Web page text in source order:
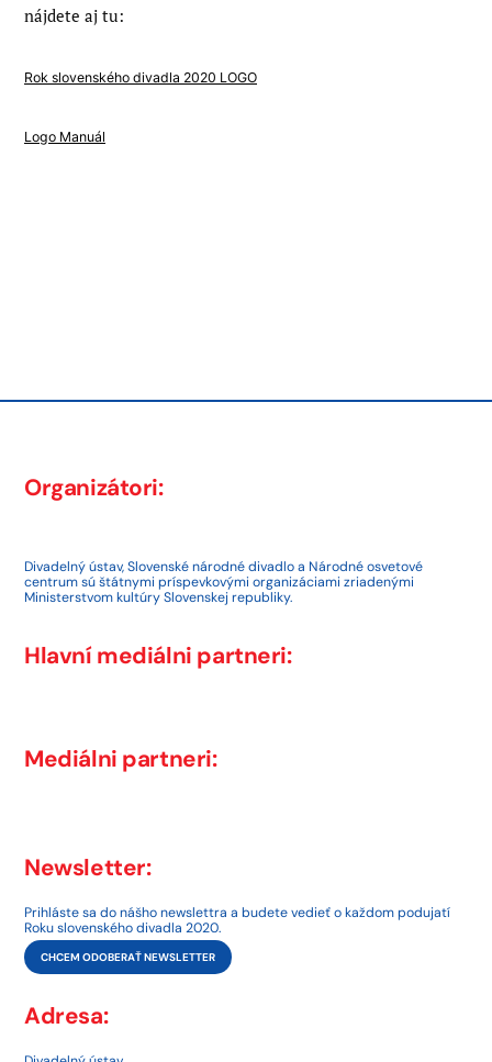
nájdete aj tu:
Rok slovenského divadla 2020 LOGO
Logo Manuál
Organizátori:
Divadelný ústav, Slovenské národné divadlo a Národné osvetové
centrum sú štátnymi príspevkovými organizáciami zriadenými
Ministerstvom kultúry Slovenskej republiky.
Hlavní mediálni partneri:
Mediálni partneri:
Newsletter:
Prihláste sa do nášho newslettra a budete vedieť o každom podujatí
Roku slovenského divadla 2020.
CHCEM ODOBERAŤ NEWSLETTER
Adresa: